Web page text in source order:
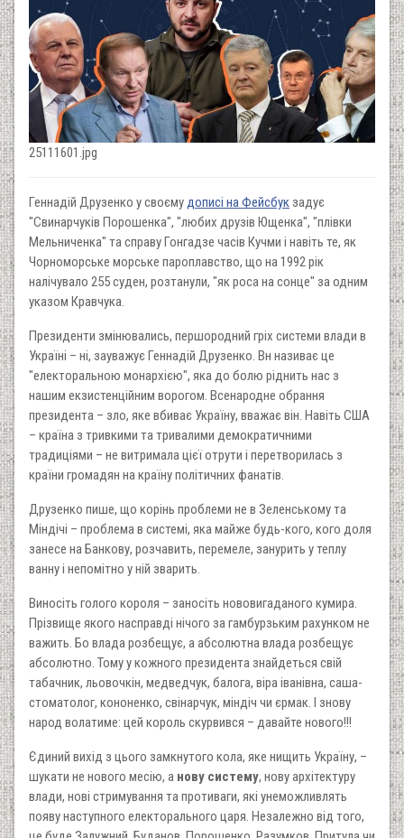
25111601.jpg
Геннадій Друзенко у своєму дописі на Фейсбук задує
"Свинарчуків Порошенка", "любих друзів Ющенка", "плівки
Мельниченка" та справу Гонгадзе часів Кучми і навіть те, як
Чорноморське морське пароплавство, що на 1992 рік
налічувало 255 суден, розтанули, "як роса на сонце" за одним
указом Кравчука.
Президенти змінювались, першородний гріх системи влади в
Україні – ні, зауважує Геннадій Друзенко. Вн називає це
"електоральною монархією", яка до болю ріднить нас з
нашим екзистенційним ворогом. Всенародне обрання
президента – зло, яке вбиває Україну, вважає він. Навіть США
– країна з тривкими та тривалими демократичними
традиціями – не витримала цієї отрути і перетворилась з
країни громадян на країну політичних фанатів.
Друзенко пише, що корінь проблеми не в Зеленському та
Міндічі – проблема в системі, яка майже будь-кого, кого доля
занесе на Банкову, розчавить, перемеле, занурить у теплу
ванну і непомітно у ній зварить.
Виносіть голого короля – заносіть нововигаданого кумира.
Прізвище якого насправді нічого за гамбурзьким рахунком не
важить. Бо влада розбещує, а абсолютна влада розбещує
абсолютно. Тому у кожного президента знайдеться свій
табачник, льовочкін, медведчук, балога, віра іванівна, саша-
стоматолог, кононенко, свінарчук, міндіч чи єрмак. І знову
народ волатиме: цей король скурвився – давайте нового!!!
Єдиний вихід з цього замкнутого кола, яке нищить Україну, –
шукати не нового месію, а нову систему, нову архітектуру
влади, нові стримування та противаги, які унеможливлять
появу наступного електорального царя. Незалежно від того,